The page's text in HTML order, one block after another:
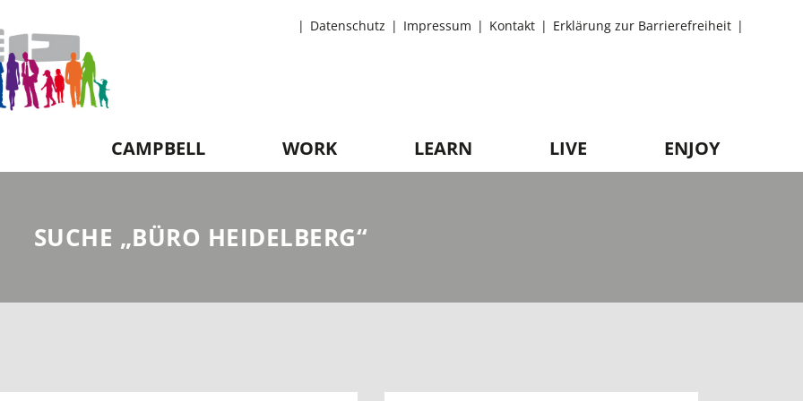
Datenschutz Impressum Kontakt Erklärung zur Barrierefreiheit
CAMPBELL WORK LEARN LIVE ENJOY
SUCHE „BÜRO HEIDELBERG“